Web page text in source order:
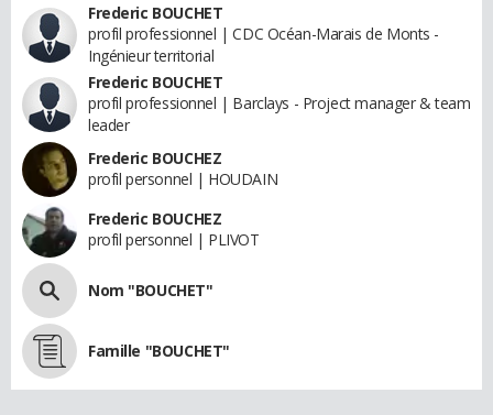
Frederic BOUCHET
profil professionnel | CDC Océan-Marais de Monts -
Ingénieur territorial
Frederic BOUCHET
profil professionnel | Barclays - Project manager & team
leader
Frederic BOUCHEZ
profil personnel | HOUDAIN
Frederic BOUCHEZ
profil personnel | PLIVOT
Nom "BOUCHET"
Famille "BOUCHET"